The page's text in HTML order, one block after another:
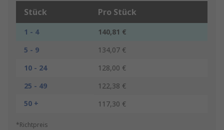
Stück Pro Stück
1 - 4
140,81 €
5 - 9
134,07 €
10 - 24
128,00 €
25 - 49
122,38 €
50 +
117,30 €
*Richtpreis